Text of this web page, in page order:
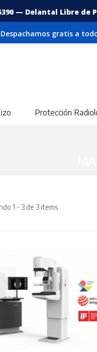
— Delantal Libre
Despachamos gratis a
Protección
1 - 3 de 3 items